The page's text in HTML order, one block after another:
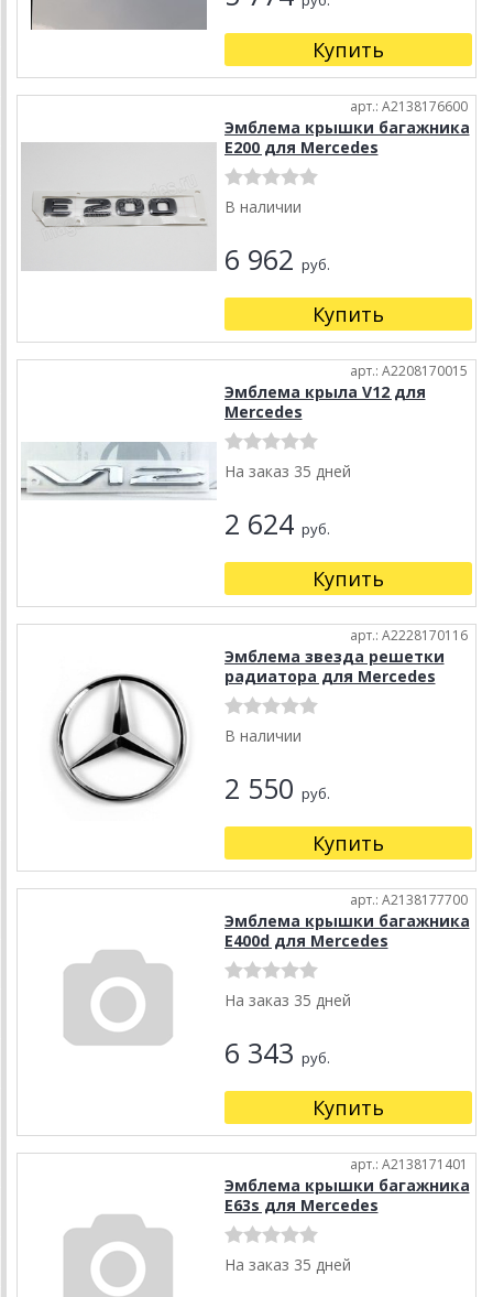
Купить
арт.: A2138176600
Эмблема крышки багажника
E200 для Mercedes
В наличии
6 962 руб.
Купить
арт.: A2208170015
Эмблема крыла V12 для
Mercedes
На заказ 35 дней
2 624 руб.
Купить
арт.: A2228170116
Эмблема звезда решетки
радиатора для Mercedes
В наличии
2 550 руб.
Купить
арт.: A2138177700
Эмблема крышки багажника
E400d для Mercedes
На заказ 35 дней
6 343 руб.
Купить
арт.: A2138171401
Эмблема крышки багажника
E63s для Mercedes
На заказ 35 дней